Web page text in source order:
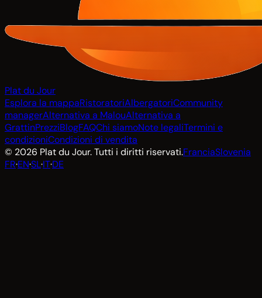
Plat du Jour
Esplora la mappaRistoratoriAlbergatoriCommunity
managerAlternativa a MalouAlternativa a
GrattinPrezziBlogFAQChi siamoNote legaliTermini e
condizioniCondizioni di vendita
© 2026 Plat du Jour. Tutti i diritti riservati.FranciaSlovenia
FR·EN·SL·IT·DE